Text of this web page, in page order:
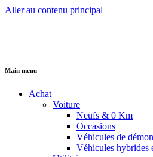
Aller au contenu principal
Main menu
Achat
Voiture
Neufs & 0 Km
Occasions
Véhicules de
Véhicules hybrides